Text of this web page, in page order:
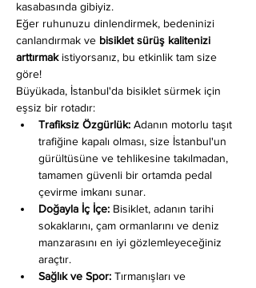
kasabasında gibiyiz.
Eğer ruhunuzu dinlendirmek, bedeninizi
canlandırmak ve bisiklet sürüş kalitenizi
arttırmak istiyorsanız, bu etkinlik tam size
göre!
Büyükada, İstanbul'da bisiklet sürmek için
eşsiz bir rotadır:
Trafiksiz Özgürlük: Adanın motorlu taşıt
trafiğine kapalı olması, size İstanbul'un
gürültüsüne ve tehlikesine takılmadan,
tamamen güvenli bir ortamda pedal
çevirme imkanı sunar.
Doğayla İç İçe: Bisiklet, adanın tarihi
sokaklarını, çam ormanlarını ve deniz
manzarasını en iyi gözlemleyeceğiniz
araçtır.
Sağlık ve Spor: Tırmanışları ve